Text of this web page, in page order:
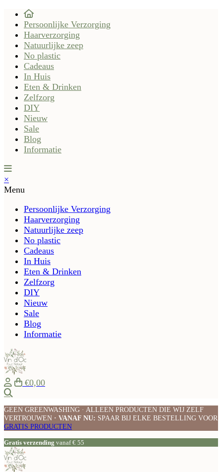
Persoonlijke Verzorging
Haarverzorging
Natuurlijke zeep
No plastic
Cadeaus
In Huis
Eten & Drinken
Zelfzorg
DIY
Nieuw
Sale
Blog
Informatie
×
Menu
Persoonlijke Verzorging
Haarverzorging
Natuurlijke zeep
No plastic
Cadeaus
In Huis
Eten & Drinken
Zelfzorg
DIY
Nieuw
Sale
Blog
Informatie
€0,00
GEEN GREENWASHING · ALLEEN PRODUCTEN DIE WIJ ZELF
VERTROUWEN · VANAF NU: SPAAR BIJ ELKE BESTELLING VOOR
GRATIS PRODUCTEN
Gratis verzending vanaf € 55